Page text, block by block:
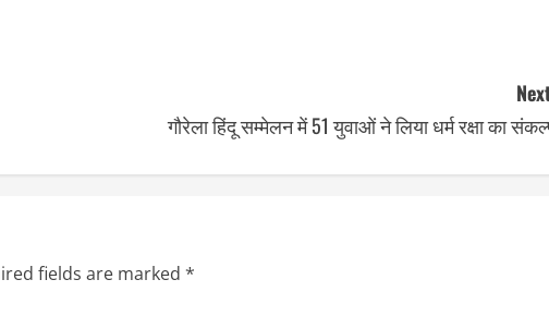
गौरेला हिंदू सम्मेलन में 51 युवाओं ने लिया धर्म रक्षा का
fields are marked *